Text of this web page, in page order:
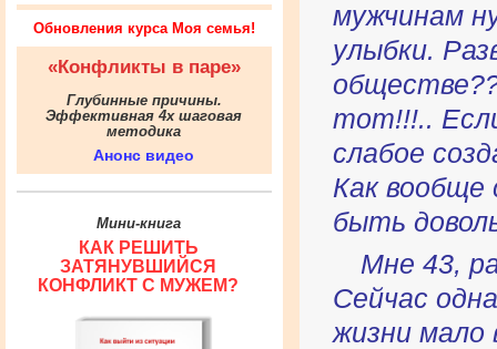
мужчинам
улыбки.
тот!!!..
слабое
Как
быть
Мне 43,
Сейчас
жизни мало
Обновления курса Моя семья!
«Конфликты в паре»
Глубинные причины.
Эффективная 4х шаговая
методика
Анонс видео
Мини-книга
КАК РЕШИТЬ
ЗАТЯНУВШИЙСЯ
КОНФЛИКТ С МУЖЕМ?